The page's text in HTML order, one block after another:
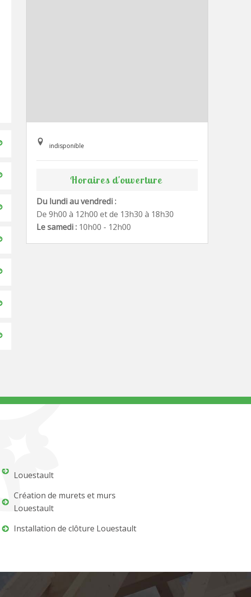
indisponible
Horaires d'ouverture
Du lundi au vendredi :
De 9h00 à 12h00 et de 13h30 à 18h30
Le samedi : 10h00 - 12h00
Louestault
Création de murets et murs
Louestault
Installation de clôture Louestault